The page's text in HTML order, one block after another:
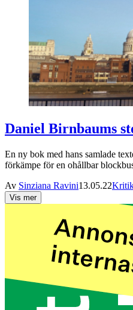
Daniel Birnbaums
En ny bok med hans samlade
förkämpe för en ohållbar
Av Sinziana Ravini13.05.22
Vis mer